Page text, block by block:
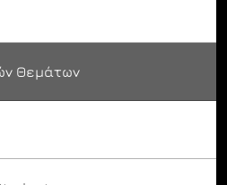
Θεμάτων